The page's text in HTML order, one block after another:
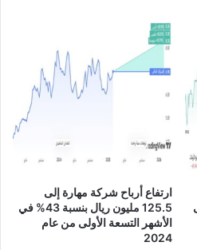
ارتفاع أرباح شركة مهارة إلى
125.5 مليون ريال بنسبة 43% في
الأشهر التسعة الأولى من عام
2024